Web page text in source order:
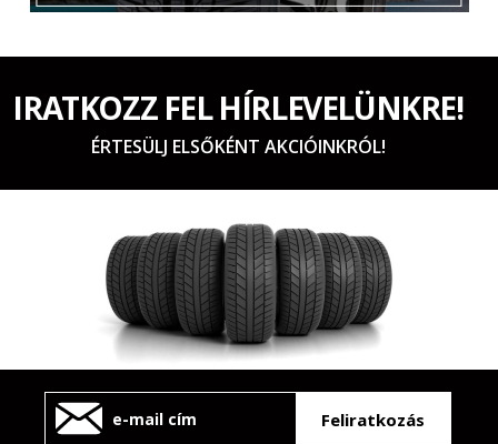
IRATKOZZ FEL HÍRLEVELÜNKRE!
ÉRTESÜLJ ELSŐKÉNT AKCIÓINKRÓL!
Feliratkozás